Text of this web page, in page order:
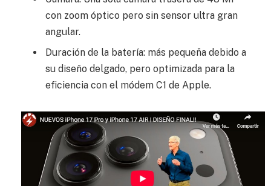
con zoom óptico pero sin sensor ultra gran
angular.
Duración de la batería: más pequeña debido a
su diseño delgado, pero optimizada para la
eficiencia con el módem C1 de Apple.